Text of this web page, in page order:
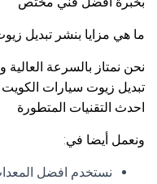
ما هي مزايا بنشر تبديل
نحن نمتاز بالسرعة
تبديل زيوت سيارات
احدث التقنيات المتطورة
ونعمل أيضا في:
نستخدم افضل